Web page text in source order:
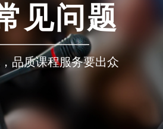
见问题
品质课程服务要出众